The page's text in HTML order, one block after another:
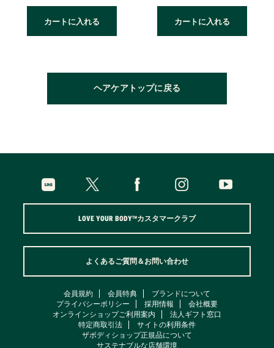
カートに入れる カートに入れる
ヘアケアトップに戻る
LOVE YOUR BODY™カスタマークラブ
よくあるご質問＆お問い合わせ
会員規約 会員特典
ブランドについて
プライバシーポリシー
採用情報
会社概要
オンラインショップご利用案内
法人ギフト窓口
特定商取引法
サイトの利用条件
ザボディショップ正規品について
サステナブルな店舗環境